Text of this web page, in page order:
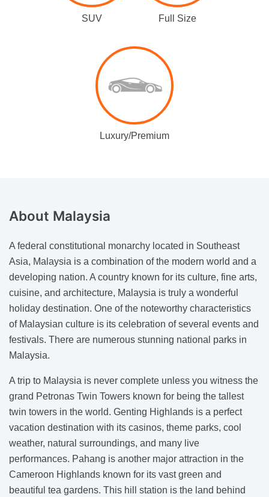
SUV Full Size
Luxury/Premium
About Malaysia
A federal constitutional monarchy located in Southeast
Asia, Malaysia is a combination of the modern world and a
developing nation. A country known for its culture, fine arts,
cuisine, and architecture, Malaysia is truly a wonderful
holiday destination. One of the noteworthy characteristics
of Malaysian culture is its celebration of several events and
festivals. There are numerous stunning national parks in
Malaysia.
A trip to Malaysia is never complete unless you witness the
grand Petronas Twin Towers known for being the tallest
twin towers in the world. Genting Highlands is a perfect
vacation destination with its casinos, theme parks, cool
weather, natural surroundings, and many live
performances. Pahang is another major attraction in the
Cameroon Highlands known for its vast green and
beautiful tea gardens. This hill station is the land behind